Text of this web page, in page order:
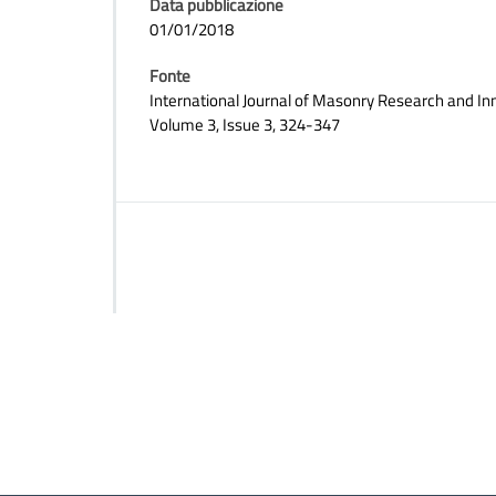
Data pubblicazione
01/01/2018
Fonte
International Journal of Masonry Research and
Volume 3, Issue 3, 324-347